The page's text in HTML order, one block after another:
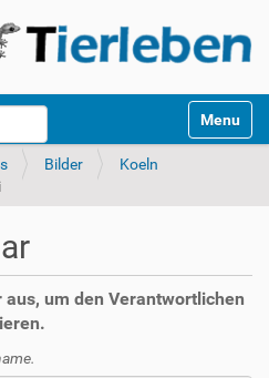
Toggle
Bilder
Koeln
um den Verantwortlichen